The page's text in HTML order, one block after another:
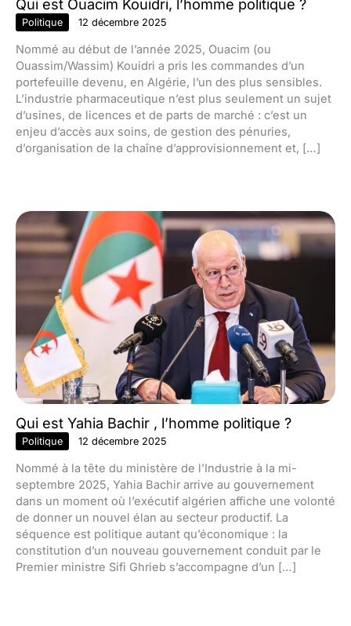
Qui est Ouacim Kouidri, l’homme politique ?
Politique 12 décembre 2025
Nommé au début de l’année 2025, Ouacim (ou
Ouassim/Wassim) Kouidri a pris les commandes d’un
portefeuille devenu, en Algérie, l’un des plus sensibles.
L’industrie pharmaceutique n’est plus seulement un sujet
d’usines, de licences et de parts de marché : c’est un
enjeu d’accès aux soins, de gestion des pénuries,
d’organisation de la chaîne d’approvisionnement et, […]
Qui est Yahia Bachir , l’homme politique ?
Politique 12 décembre 2025
Nommé à la tête du ministère de l’Industrie à la mi-
septembre 2025, Yahia Bachir arrive au gouvernement
dans un moment où l’exécutif algérien affiche une volonté
de donner un nouvel élan au secteur productif. La
séquence est politique autant qu’économique : la
constitution d’un nouveau gouvernement conduit par le
Premier ministre Sifi Ghrieb s’accompagne d’un […]